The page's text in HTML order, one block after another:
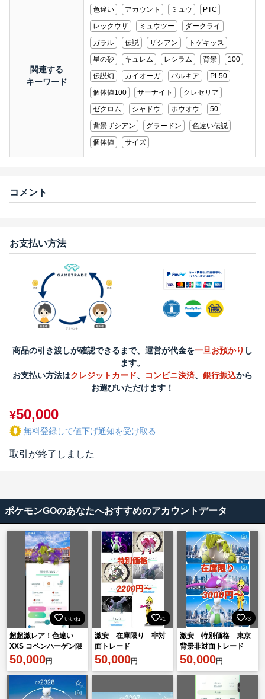
関連する
キーワード
色違い アカウント ミュウ
PTC
レックウザ
ミュウツー
ダークライ
ガラル
伝説 ザシアン
トゲキッス
星の砂
キュレム レシラム 背景
100
伝説幻
カイオーガ パルキア
PL50
個体値100
サーナイト
クレセリア
ゼクロム
シャドウ ホウオウ
50
背景ザシアン
グラードン
色違い伝説
個体値
サイズ
コメント
お支払い方法
商品の引き渡しが確認できるまで、運営が代金を一旦お預かり し
ます。
お支払い方法はクレジットカード、 コンビニ決済、 銀行振込から
お選びいただけます！
¥50,000
無料登録して値下げ通知を受け取る
取引が終了しました
ポケモンGOのあなたへおすすめのアカウントデータ
いいね
超超激レア！色違い
XXS コペンハーゲン限
定背景 グラードン
50,000円
×1
激安 在庫限り 非対
面トレード
50,000円
×3
激安 特別価格 東京
背景非対面トレード
50,000円